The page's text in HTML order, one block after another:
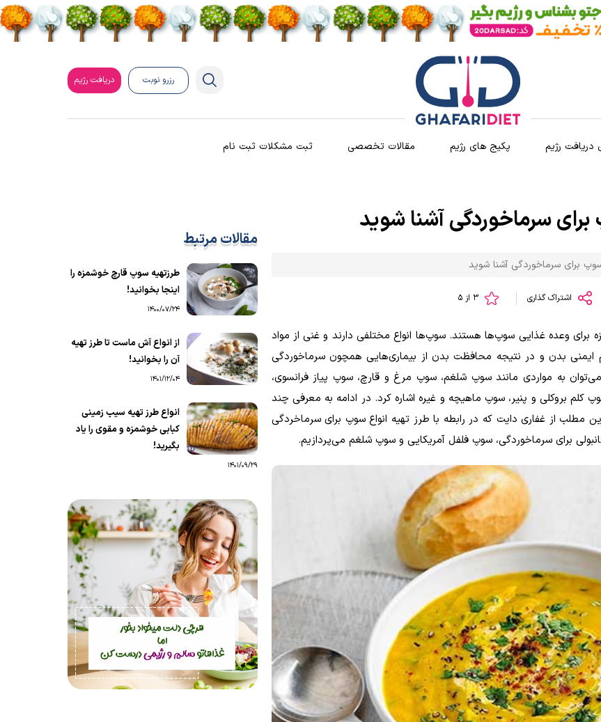
رزرو نوبت دریافت رژیم
دریافت رژیم پکیج های رژیم مقالات تخصصی ثبت مشکلات ثبت نام
برای سرماخوردگی آشنا شوید
سوپ برای سرماخوردگی آشنا شوید
اشتراک گذاری 3 از 5
وعده غذایی سوپ‌ها هستند. سوپ‌ها انواع مختلفی دارند و غنی از مواد
بدن و در نتیجه محافظت بدن از بیماری‌هایی همچون سرماخوردگی
به مواردی مانند سوپ شلغم، سوپ مرغ و قارچ، سوپ پیاز فرانسوی،
بروکلی و پنیر، سوپ ماهیچه و غیره اشاره کرد. در ادامه به معرفی چند
مطلب از غفاری دایت که در رابطه با طرز تهیه انواع سوپ برای سرماخردگی
برای سرماخوردگی، سوپ فلفل آمریکایی و سوپ شلغم می‌پردازیم.
مقالات مرتبط
طرزتهیه سوپ قارچ خوشمزه را
اینجا بخوانید!
1400/07/24
از انواع آش ماست تا طرز تهیه
آن را بخوانید!
1401/12/04
انواع طرز تهیه سیب زمینی
کبابی خوشمزه و مقوی را یاد
بگیرید!
1401/09/29